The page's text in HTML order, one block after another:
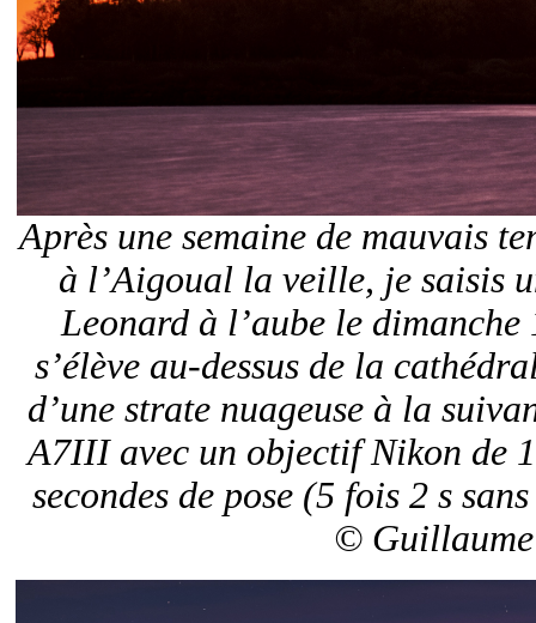
Après une semaine de mauvais
à l’Aigoual la veille, je saisis
Leonard à l’aube le dimanche
s’élève au-dessus de la
d’une strate nuageuse à la
A7III avec un objectif Nikon de
secondes de pose (5 fois 2 s
©